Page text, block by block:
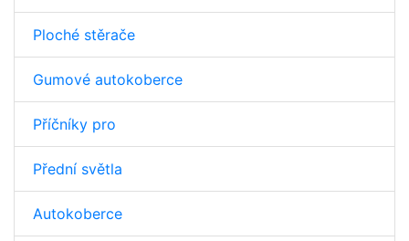
Ploché stěrače
Gumové autokoberce
Příčníky pro
Přední světla
Autokoberce